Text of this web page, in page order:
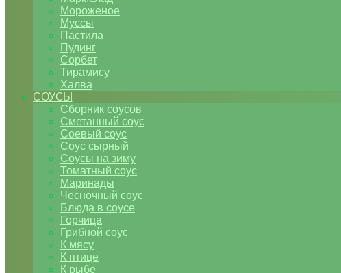
Мороженое
Муссы
Пастила
Пудинг
Сорбет
Тирамису
Халва
СОУСЫ
Сборник соусов
Сметанный соус
Соевый соус
Соус сырный
Соусы на зиму
Томатный соус
Маринады
Чесночный соус
Блюда в соусе
Горчица
Грибной соус
К мясу
К птице
К рыбе